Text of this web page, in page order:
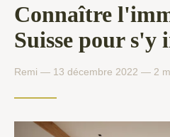
Connaître
Suisse pour s'y
Remi — 13 décembre 2022 — 2